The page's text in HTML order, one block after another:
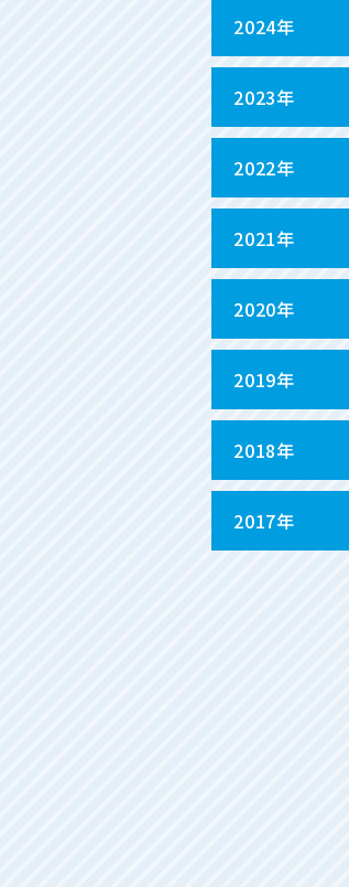
2024年
2023年
2022年
2021年
2020年
2019年
2018年
2017年